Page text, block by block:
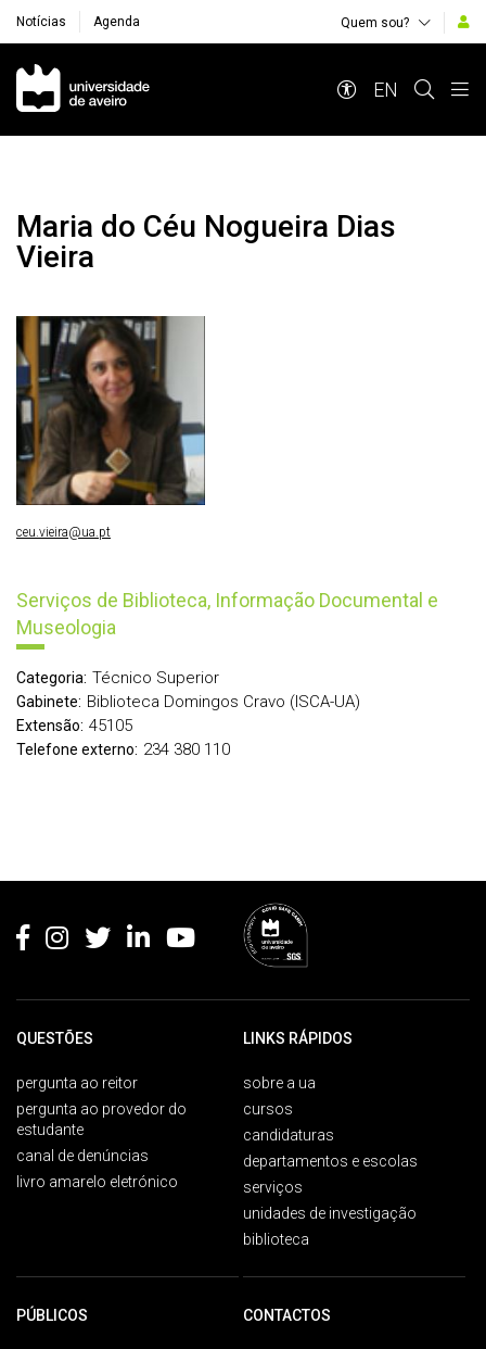
Notícias Agenda Quem sou?
Navegação Principal
EN
Maria do Céu Nogueira Dias
Vieira
Serviços de Biblioteca, Informação Documental e
Museologia
Categoria: Técnico Superior
Gabinete: Biblioteca Domingos Cravo (ISCA-UA)
Extensão: 45105
Telefone externo: 234 380 110
ceu.vieira@ua.pt
QUESTÕES
pergunta ao reitor
pergunta ao provedor do
estudante
canal de denúncias
livro amarelo eletrónico
LINKS RÁPIDOS
sobre a ua
cursos
candidaturas
departamentos e escolas
serviços
unidades de investigação
biblioteca
PÚBLICOS CONTACTOS